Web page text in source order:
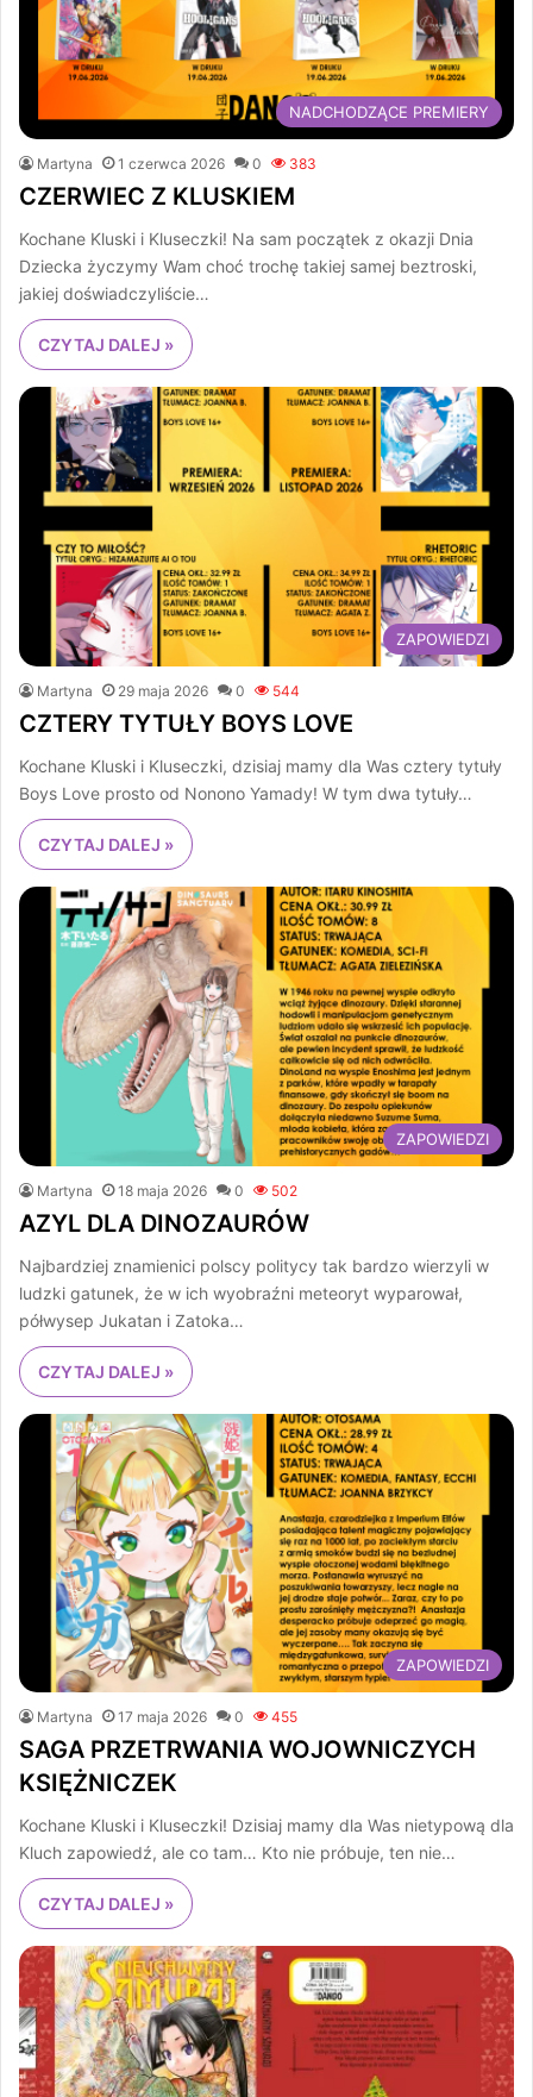
NADCHODZĄCE PREMIERY
Martyna 1 czerwca 2026 0 383
CZERWIEC Z KLUSKIEM
Kochane Kluski i Kluseczki! Na sam początek z okazji Dnia
Dziecka życzymy Wam choć trochę takiej samej beztroski,
jakiej doświadczyliście…
CZYTAJ DALEJ »
ZAPOWIEDZI
Martyna 29 maja 2026 0 544
CZTERY TYTUŁY BOYS LOVE
Kochane Kluski i Kluseczki, dzisiaj mamy dla Was cztery tytuły
Boys Love prosto od Nonono Yamady! W tym dwa tytuły…
CZYTAJ DALEJ »
ZAPOWIEDZI
Martyna 18 maja 2026 0 502
AZYL DLA DINOZAURÓW
Najbardziej znamienici polscy politycy tak bardzo wierzyli w
ludzki gatunek, że w ich wyobraźni meteoryt wyparował,
półwysep Jukatan i Zatoka…
CZYTAJ DALEJ »
ZAPOWIEDZI
Martyna 17 maja 2026 0 455
SAGA PRZETRWANIA WOJOWNICZYCH
KSIĘŻNICZEK
Kochane Kluski i Kluseczki! Dzisiaj mamy dla Was nietypową dla
Kluch zapowiedź, ale co tam… Kto nie próbuje, ten nie…
CZYTAJ DALEJ »